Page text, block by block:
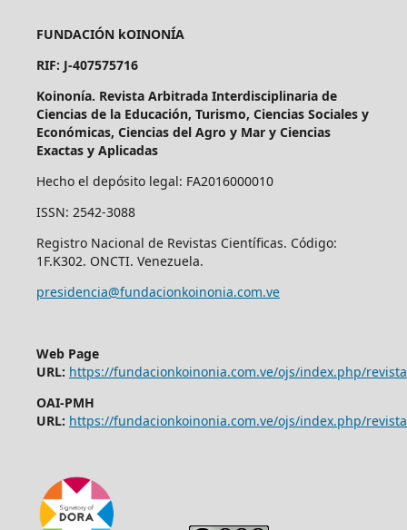
FUNDACIÓN kOINONÍA
RIF: J-407575716
Koinonía. Revista Arbitrada Interdisciplinaria de
Ciencias de la Educación, Turismo, Ciencias Sociales y
Económicas, Ciencias del Agro y Mar y Ciencias
Exactas y Aplicadas
Hecho el depósito legal: FA2016000010
ISSN: 2542-3088
Registro Nacional de Revistas Científicas. Código:
1F.K302. ONCTI. Venezuela.
presidencia@fundacionkoinonia.com.ve
Web Page
URL: https://fundacionkoinonia.com.ve/ojs/index.php/
OAI-PMH
URL: https://fundacionkoinonia.com.ve/ojs/index.php/